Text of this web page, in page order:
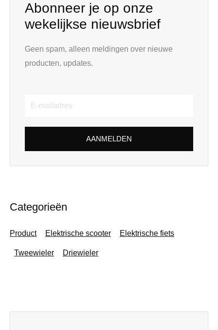
Abonneer je op onze
wekelijkse nieuwsbrief
Geen spam, alleen meldingen over nieuwe
producten, updates.
AANMELDEN
Categorieën
Product Elektrische scooter Elektrische fiets
Tweewieler Driewieler